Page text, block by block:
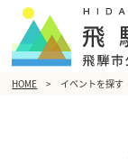
HOME イベントを探す